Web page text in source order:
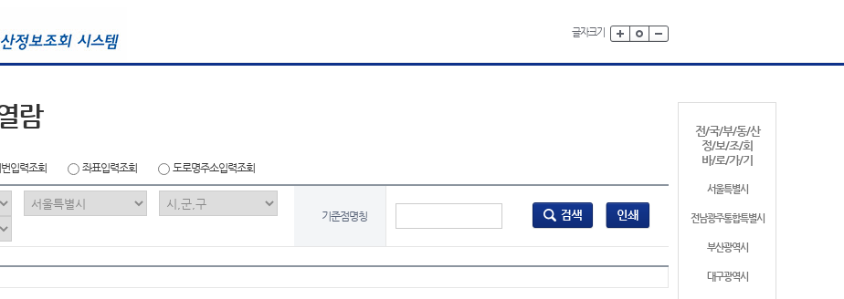
글자크기
전/국/부/동/산
정/보/조/회
바/로/가/기
서울특별시
전남광주통합특별시
부산광역시
대구광역시
람
입력조회 좌표입력조회 도로명주소입력조회
기준점명칭